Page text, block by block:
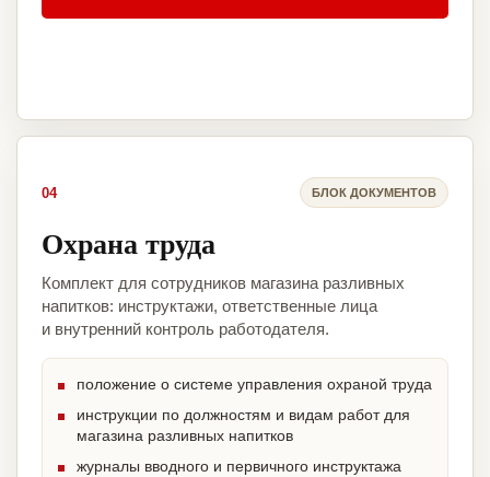
04 БЛОК ДОКУМЕНТОВ
Охрана труда
Комплект для сотрудников магазина разливных
напитков: инструктажи, ответственные лица
и внутренний контроль работодателя.
положение о системе управления охраной труда
инструкции по должностям и видам работ для
магазина разливных напитков
журналы вводного и первичного инструктажа